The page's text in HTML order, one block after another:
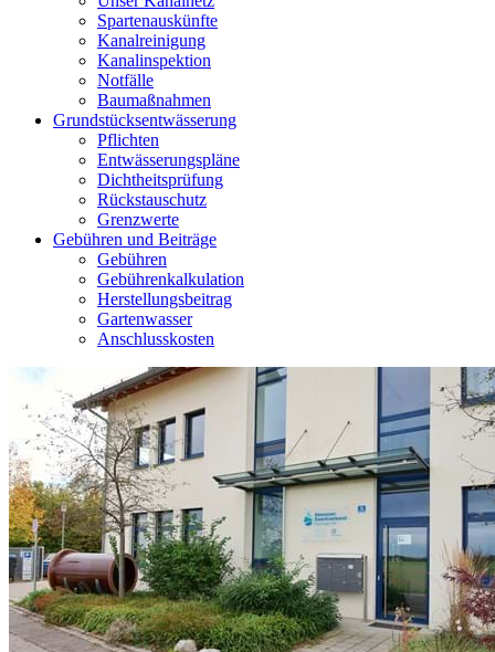
Spartenauskünfte
Kanalreinigung
Kanalinspektion
Notfälle
Baumaßnahmen
Grundstücksentwässerung
Pflichten
Entwässerungspläne
Dichtheitsprüfung
Rückstauschutz
Grenzwerte
Gebühren und Beiträge
Gebühren
Gebührenkalkulation
Herstellungsbeitrag
Gartenwasser
Anschlusskosten